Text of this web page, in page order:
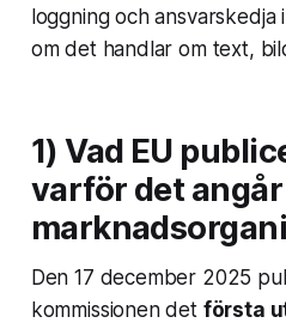
loggning och
om det handlar om text,
1) Vad EU
varför det angår
Den 17 december 2025
kommissionen det första